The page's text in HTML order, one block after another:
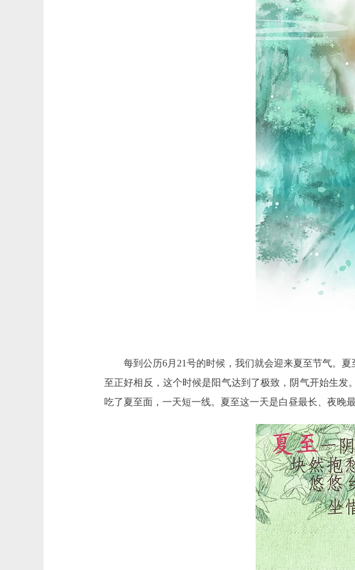
每到公历6月21号的时候，我们就会迎来夏至节气。
至正好相反，这个时候是阳气达到了极致，阴气开始生发
吃了夏至面，一天短一线。夏至这一天是白昼最长、夜晚